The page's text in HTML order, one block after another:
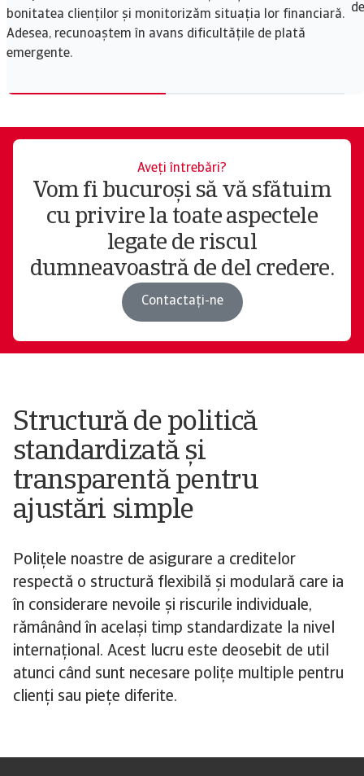
bonitatea clienților și monitorizăm situația lor financiară.
Adesea, recunoaștem în avans dificultățile de plată
emergente.
Aveți întrebări?
Vom fi bucuroși să vă sfătuim
cu privire la toate aspectele
legate de riscul
dumneavoastră de del credere.
Contactați-ne
Structură de politică
standardizată și
transparentă pentru
ajustări simple
Polițele noastre de asigurare a creditelor
respectă o structură flexibilă și modulară care ia
în considerare nevoile și riscurile individuale,
rămânând în același timp standardizate la nivel
internațional. Acest lucru este deosebit de util
atunci când sunt necesare polițe multiple pentru
clienți sau piețe diferite.